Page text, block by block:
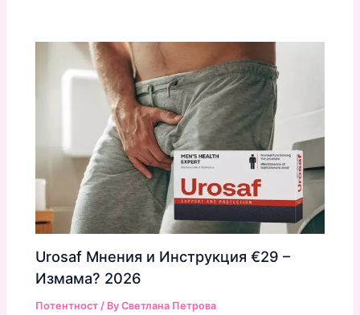
Urosaf Мнения и Инструкция €29 –
Измама? 2026
Потентност / ByСветлана Петрова